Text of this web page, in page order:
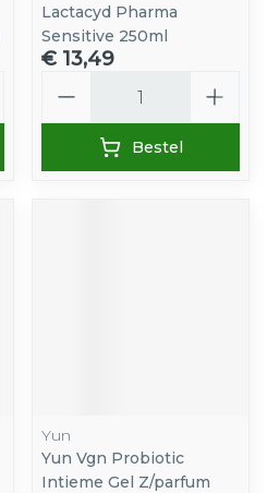
Lactacyd Pharma
Sensitive 250ml
€ 13,49
Bestel
Yun
Yun Vgn Probiotic
Intieme Gel Z/parfum